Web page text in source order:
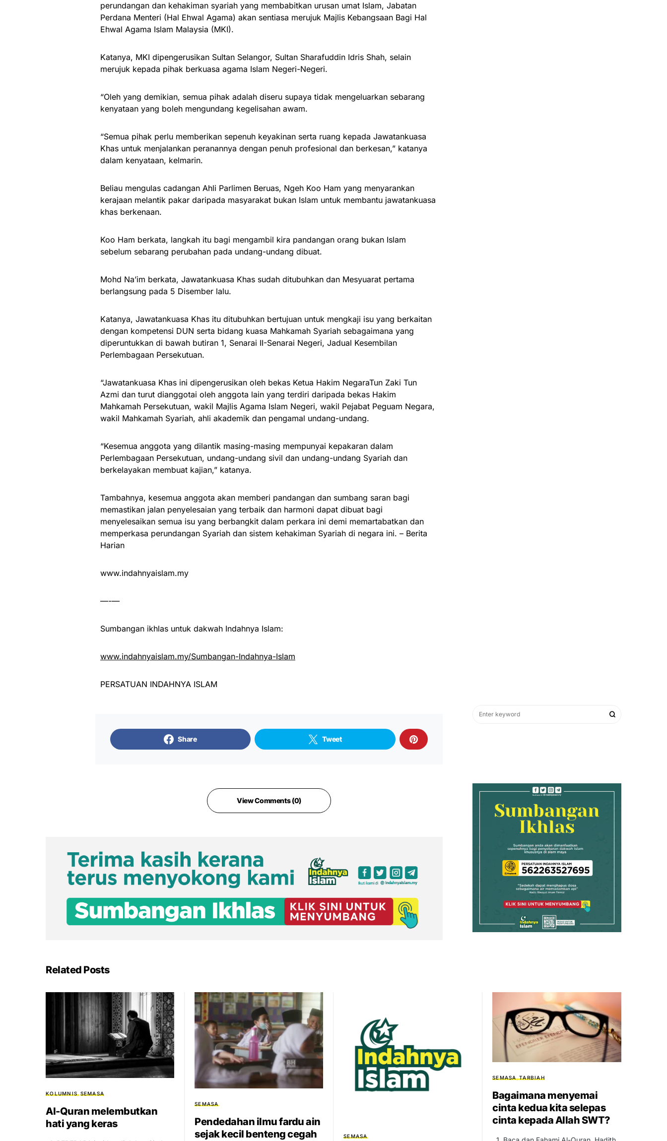
perundangan dan kehakiman syariah yang membabitkan urusan umat Islam, Jabatan
Perdana Menteri (Hal Ehwal Agama) akan sentiasa merujuk Majlis Kebangsaan Bagi Hal
Ehwal Agama Islam Malaysia (MKI).
Katanya, MKI dipengerusikan Sultan Selangor, Sultan Sharafuddin Idris Shah, selain
merujuk kepada pihak berkuasa agama Islam Negeri-Negeri.
“Oleh yang demikian, semua pihak adalah diseru supaya tidak mengeluarkan sebarang
kenyataan yang boleh mengundang kegelisahan awam.
“Semua pihak perlu memberikan sepenuh keyakinan serta ruang kepada Jawatankuasa
Khas untuk menjalankan peranannya dengan penuh profesional dan berkesan,” katanya
dalam kenyataan, kelmarin.
Beliau mengulas cadangan Ahli Parlimen Beruas, Ngeh Koo Ham yang menyarankan
kerajaan melantik pakar daripada masyarakat bukan Islam untuk membantu jawatankuasa
khas berkenaan.
Koo Ham berkata, langkah itu bagi mengambil kira pandangan orang bukan Islam
sebelum sebarang perubahan pada undang-undang dibuat.
Mohd Na’im berkata, Jawatankuasa Khas sudah ditubuhkan dan Mesyuarat pertama
berlangsung pada 5 Disember lalu.
Katanya, Jawatankuasa Khas itu ditubuhkan bertujuan untuk mengkaji isu yang berkaitan
dengan kompetensi DUN serta bidang kuasa Mahkamah Syariah sebagaimana yang
diperuntukkan di bawah butiran 1, Senarai II-Senarai Negeri, Jadual Kesembilan
Perlembagaan Persekutuan.
“Jawatankuasa Khas ini dipengerusikan oleh bekas Ketua Hakim NegaraTun Zaki Tun
Azmi dan turut dianggotai oleh anggota lain yang terdiri daripada bekas Hakim
Mahkamah Persekutuan, wakil Majlis Agama Islam Negeri, wakil Pejabat Peguam Negara,
wakil Mahkamah Syariah, ahli akademik dan pengamal undang-undang.
“Kesemua anggota yang dilantik masing-masing mempunyai kepakaran dalam
Perlembagaan Persekutuan, undang-undang sivil dan undang-undang Syariah dan
berkelayakan membuat kajian,” katanya.
Tambahnya, kesemua anggota akan memberi pandangan dan sumbang saran bagi
memastikan jalan penyelesaian yang terbaik dan harmoni dapat dibuat bagi
menyelesaikan semua isu yang berbangkit dalam perkara ini demi memartabatkan dan
memperkasa perundangan Syariah dan sistem kehakiman Syariah di negara ini. – Berita
Harian
www.indahnyaislam.my
—-—
Sumbangan ikhlas untuk dakwah Indahnya Islam:
www.indahnyaislam.my/Sumbangan-Indahnya-Islam
PERSATUAN INDAHNYA ISLAM
Share Tweet
View Comments (0)
Related Posts
KOLUMNIS SEMASA
Al-Quran melembutkan
hati yang keras
SEMASA
Pendedahan ilmu fardu ain
sejak kecil benteng cegah
SEMASA
SEMASA TARBIAH
Bagaimana menyemai
cinta kedua kita selepas
cinta kepada Allah SWT?